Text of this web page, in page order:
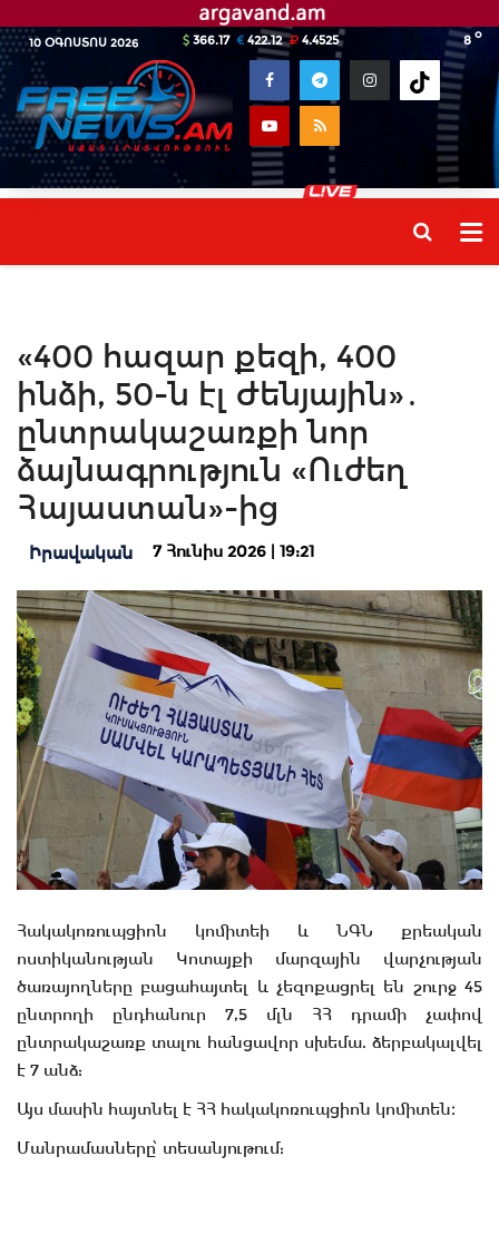
10 ՕԳՈՍՏՈՍ 2026 8 o
366.17 422.12 4.4525
«400 հազար քեզի, 400
ինձի, 50-ն էլ Ժենյային»․
ընտրակաշառքի նոր
ձայնագրություն «Ուժեղ
Հայաստան»-ից
Իրավական 7 Հունիս 2026 | 19:21
Հակակոռուպցիոն կոմիտեի և ՆԳՆ քրեական
ոստիկանության Կոտայքի մարզային վարչության
ծառայողները բացահայտել և չեզոքացրել են շուրջ 45
ընտրողի ընդհանուր 7,5 մլն ՀՀ դրամի չափով
ընտրակաշառք տալու հանցավոր սխեմա. ձերբակալվել
է 7 անձ:
Այս մասին հայտնել է ՀՀ հակակոռուպցիոն կոմիտեն։
Մանրամասները՝ տեսանյութում: